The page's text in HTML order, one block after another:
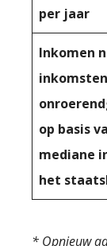
per jaar
Inkomen
op basis
mediane
het
* Opnieuw